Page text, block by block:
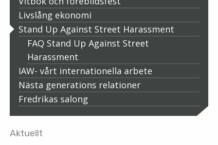
Livslång ekonomi
Stand Up Against Street Harassment
FAQ Stand Up Against Street
Harassment
IAW- vårt internationella arbete
Nästa generations relationer
Fredrikas salong
Aktuellt